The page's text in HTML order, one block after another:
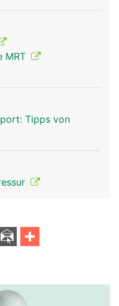
MRT
Tipps von